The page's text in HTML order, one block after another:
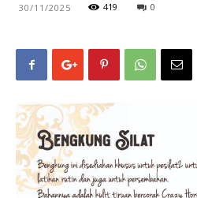
30/11/2025 419 0